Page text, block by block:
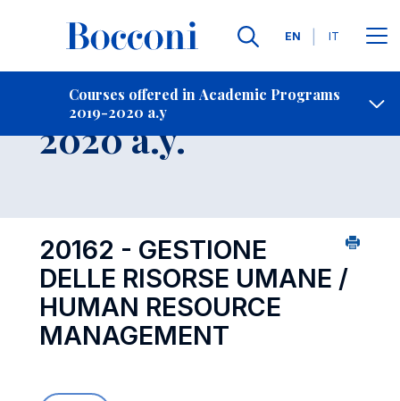
Languages
EN IT
Courses offered in Academic Programs
2019-2020 a.y
Contact Us
Course 2019-
2020 a.y.
20162 - GESTIONE
DELLE RISORSE UMANE /
HUMAN RESOURCE
MANAGEMENT